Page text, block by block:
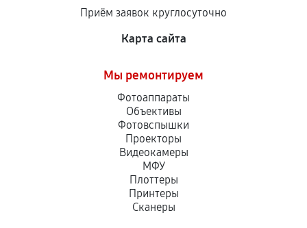
Приём заявок круглосуточно
Карта сайта
Мы ремонтируем
Фотоаппараты
Объективы
Фотовспышки
Проекторы
Видеокамеры
МФУ
Плоттеры
Принтеры
Сканеры